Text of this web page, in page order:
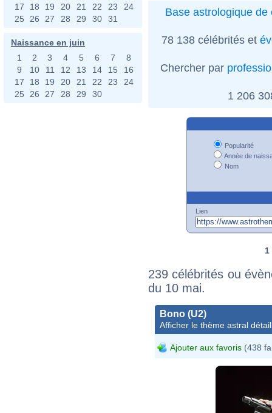
17
18 19 20 21 22 23
24
25
26 27 28 29 30 31
Naissance en juin
1
2 3 4 5 6 7
8
9
10 11 12 13 14 15
16
17
18 19 20 21 22 23
24
25
26 27 28 29 30
Base astrologique de
78 138 célébrités et
Chercher par
1 206
Popularité
Année de
Nom
Lien
1
239 célébrités ou
du 10 mai.
Bono (U2)
Afficher le thème astral
Ajouter aux favoris (438